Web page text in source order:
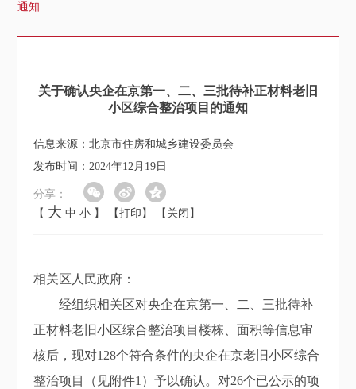
通知
关于确认央企在京第一、二、三批待补正材料老旧
小区综合整治项目的通知
信息来源：北京市住房和城乡建设委员会
发布时间：2024年12月19日
分享：
【 大 中 小 】 【打印】 【关闭】
相关区人民政府：
经组织相关区对央企在京第一、二、三批待补
正材料老旧小区综合整治项目楼栋、面积等信息审
核后，现对128个符合条件的央企在京老旧小区综合
整治项目（见附件1）予以确认。对26个已公示的项